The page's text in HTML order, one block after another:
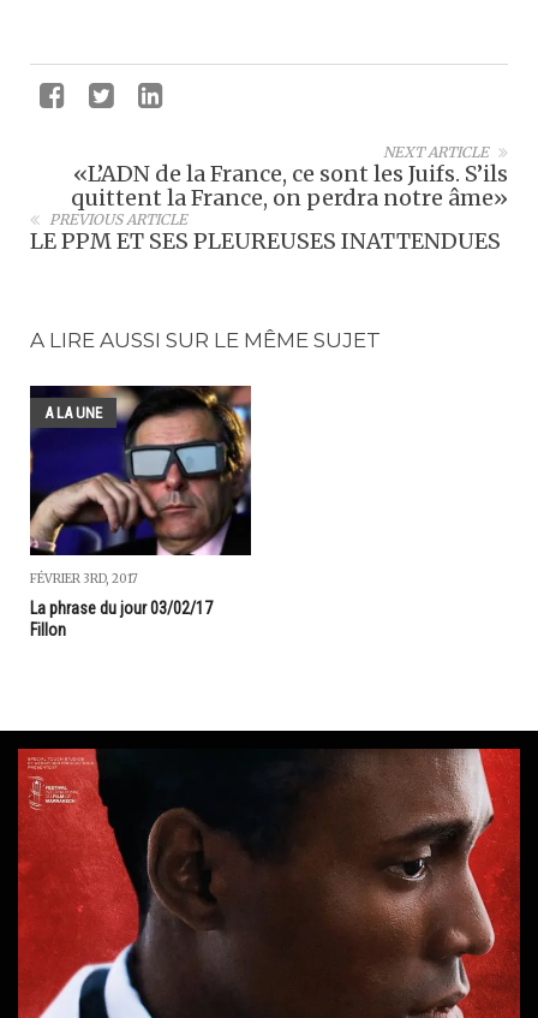
NEXT ARTICLE
«L’ADN de la France, ce sont les Juifs. S’ils
quittent la France, on perdra notre âme»
PREVIOUS ARTICLE
LE PPM ET SES PLEUREUSES INATTENDUES
A LIRE AUSSI SUR LE MÊME SUJET
A LA UNE
FÉVRIER 3RD, 2017
La phrase du jour 03/02/17
Fillon